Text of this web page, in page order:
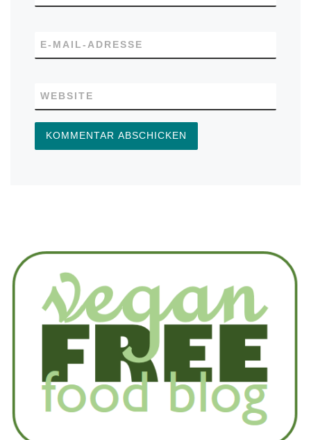
E-MAIL-ADRESSE
WEBSITE